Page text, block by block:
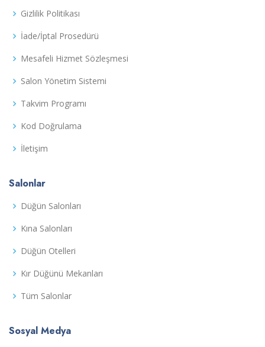
Gizlilik Politikası
İade/İptal Prosedürü
Mesafeli Hizmet Sözleşmesi
Salon Yönetim Sistemi
Takvim Programı
Kod Doğrulama
İletişim
Salonlar
Düğün Salonları
Kına Salonları
Düğün Otelleri
Kır Düğünü Mekanları
Tüm Salonlar
Sosyal Medya